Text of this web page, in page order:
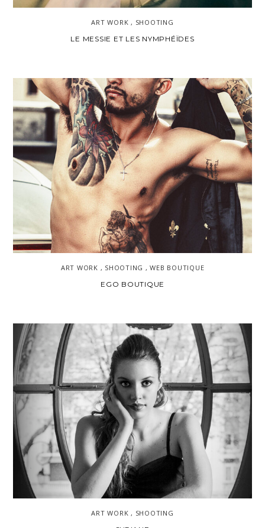
ART WORK , SHOOTING
LE MESSIE ET LES NYMPHÉÏDES
ART WORK , SHOOTING , WEB BOUTIQUE
EGO BOUTIQUE
ART WORK , SHOOTING